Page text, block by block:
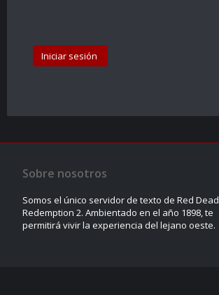
Sobre nosotros
Somos el único servidor de texto de Red Dead
Redemption 2. Ambientado en el año 1898, te
permitirá vivir la experiencia del lejano oeste.